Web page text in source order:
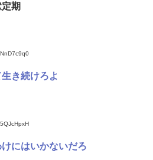
期
き続けろよ
にはいかないだろ